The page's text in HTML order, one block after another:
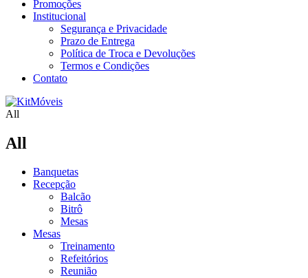
Promoções
Institucional
Segurança e Privacidade
Prazo de Entrega
Política de Troca e Devoluções
Termos e Condições
Contato
All
All
Banquetas
Recepção
Balcão
Bitrô
Mesas
Mesas
Treinamento
Refeitórios
Reunião